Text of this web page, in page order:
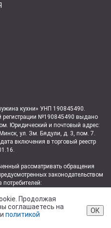
Продолжая
соглашаетесь на
политикой
ОК
кухни» УНП 190845490.
регистрации №190845490 выдано
Юридический и почтовый адрес:
ул. Зм. Бядули, д. 3, пом. 7.
включения в торговый реестр
рассматривать обращения
законодательством
потребителей:
(29) 697-06-06.
Партизанского района
покупателей — тел. +375 (17)
(17) 360-10-94.